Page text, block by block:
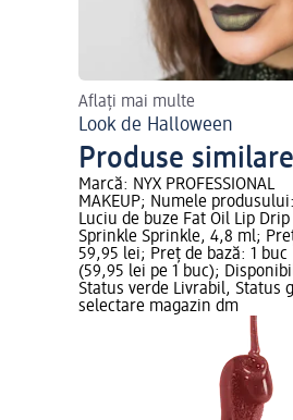
Aflați mai multe
Look de Halloween
Produse similare
Marcă: NYX PROFESSIONAL
MAKEUP; Numele produsului:
Luciu de buze Fat Oil Lip Drip
Sprinkle Sprinkle, 4,8 ml;
59,95 lei; Preț de bază: 1 buc
(59,95 lei pe 1 buc);
Status verde Livrabil, Status
selectare magazin dm